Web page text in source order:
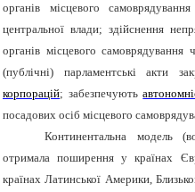
органів місцевого
центральної влади; здійснення
органів місцевого самоврядування
(публічні) парламентські акти
корпорацій; забезпечують
посадових осіб місцевого
Континентальна модель
отримала поширення у країнах
країнах Латинської Америки,